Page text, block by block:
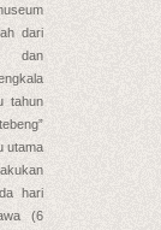
dari
dan
tahun
utama
hari
(6